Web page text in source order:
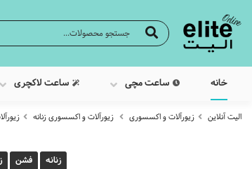
خانه ساعت مچی ساعت لاکچری
الیت آنلاین زیورآلات و اکسسوری زیورآلات و اکسسوری زنانه
زنانه فشن